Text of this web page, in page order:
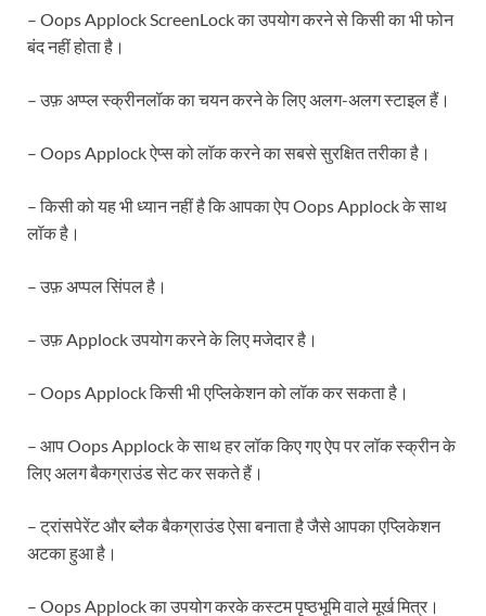
– Oops Applock ScreenLock का उपयोग करने से किसी का भी फोन
बंद नहीं होता है।
– उफ़ अप्प्ल स्क्रीनलॉक का चयन करने के लिए अलग-अलग स्टाइल हैं।
– Oops Applock ऐप्स को लॉक करने का सबसे सुरक्षित तरीका है।
– किसी को यह भी ध्यान नहीं है कि आपका ऐप Oops Applock के साथ
लॉक है।
– उफ़ अप्पल सिंपल है।
– उफ़ Applock उपयोग करने के लिए मजेदार है।
– Oops Applock किसी भी एप्लिकेशन को लॉक कर सकता है।
– आप Oops Applock के साथ हर लॉक किए गए ऐप पर लॉक स्क्रीन के
लिए अलग बैकग्राउंड सेट कर सकते हैं।
– ट्रांसपेरेंट और ब्लैक बैकग्राउंड ऐसा बनाता है जैसे आपका एप्लिकेशन
अटका हुआ है।
– Oops Applock का उपयोग करके कस्टम पृष्ठभूमि वाले मूर्ख मित्र।